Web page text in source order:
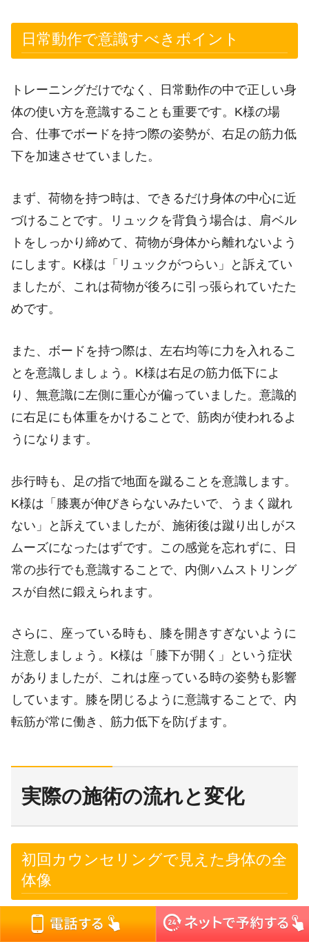
日常動作で意識すべきポイント
トレーニングだけでなく、日常動作の中で正しい身
体の使い方を意識することも重要です。K様の場
合、仕事でボードを持つ際の姿勢が、右足の筋力低
下を加速させていました。
まず、荷物を持つ時は、できるだけ身体の中心に近
づけることです。リュックを背負う場合は、肩ベル
トをしっかり締めて、荷物が身体から離れないよう
にします。K様は「リュックがつらい」と訴えてい
ましたが、これは荷物が後ろに引っ張られていたた
めです。
また、ボードを持つ際は、左右均等に力を入れるこ
とを意識しましょう。K様は右足の筋力低下によ
り、無意識に左側に重心が偏っていました。意識的
に右足にも体重をかけることで、筋肉が使われるよ
うになります。
歩行時も、足の指で地面を蹴ることを意識します。
K様は「膝裏が伸びきらないみたいで、うまく蹴れ
ない」と訴えていましたが、施術後は蹴り出しがス
ムーズになったはずです。この感覚を忘れずに、日
常の歩行でも意識することで、内側ハムストリング
スが自然に鍛えられます。
さらに、座っている時も、膝を開きすぎないように
注意しましょう。K様は「膝下が開く」という症状
がありましたが、これは座っている時の姿勢も影響
しています。膝を閉じるように意識することで、内
転筋が常に働き、筋力低下を防げます。
実際の施術の流れと変化
初回カウンセリングで見えた身体の全
体像
K様が新宿猫背矯正専門センターを訪れた時、最も